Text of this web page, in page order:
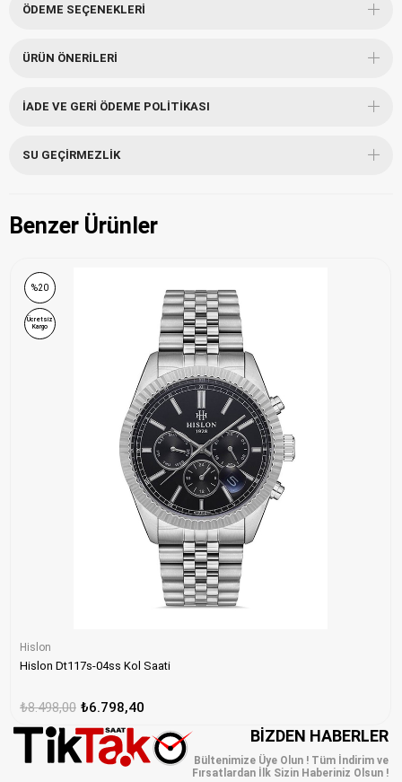
ÖDEME SEÇENEKLERI
ÜRÜN ÖNERILERI
İADE VE GERI ÖDEME POLITIKASI
SU GEÇIRMEZLIK
Benzer Ürünler
Hislon
Hislon Dt117s-04ss Kol Saati
₺6.798,40
₺8.498,00
%20
Ücretsiz
Kargo
BIZDEN HABERLER
Bültenimize Üye Olun ! Tüm İndirim ve
Fırsatlardan İlk Sizin Haberiniz Olsun !